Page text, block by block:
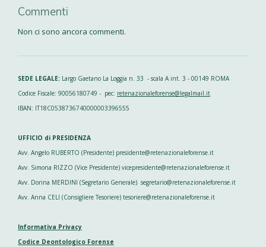
Commenti
Non ci sono ancora commenti.
SEDE LEGALE: Largo Gaetano La Loggia n. 33 - scala A int. 3 - 00149 ROMA
Codice Fiscale: 90056180749 - pec: retenazionaleforense@legalmail.it
IBAN: IT18C0538736740000003396555
UFFICIO di PRESIDENZA
Avv. Angelo RUBERTO (Presidente) presidente@retenazionaleforense.it
Avv. Simona RIZZO (Vice Presidente) vicepresidente@retenazionaleforense.it
Avv. Dorina MERDINI (Segretario Generale) segretario@retenazionaleforense.it
Avv. Anna CELI (Consigliere Tesoriere) tesoriere@retenazionaleforense.it
Informativa Privacy
Codice Deontologico Forense